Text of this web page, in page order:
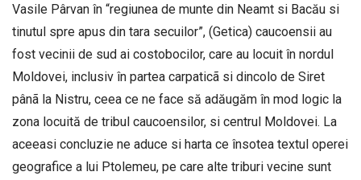
Vasile Pârvan în “regiunea de munte din Neamt si Bacău si
tinutul spre apus din tara secuilor”, (Getica) caucoensii au
fost vecinii de sud ai costobocilor, care au locuit în nordul
Moldovei, inclusiv în partea carpaticã si dincolo de Siret
pânã la Nistru, ceea ce ne face să adăugăm în mod logic la
zona locuită de tribul caucoensilor, si centrul Moldovei. La
aceeasi concluzie ne aduce si harta ce însotea textul operei
geografice a lui Ptolemeu, pe care alte triburi vecine sunt